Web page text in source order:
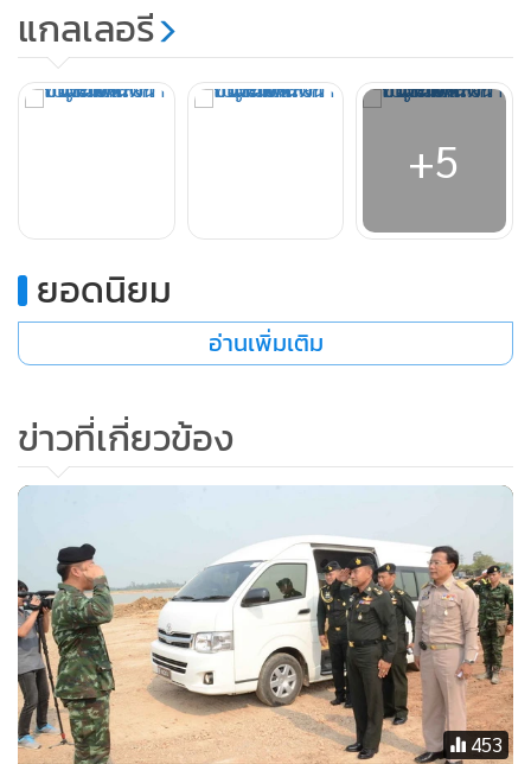
และประโยชน์ที่ได้รับจากการซ่อมแซมฝายบ้านพ่อ ครอบคลุม
14 หมู่บ้าน พื้นที่ 4,000 ไร่ ปลูกพืชหลังทำนาเสร็จ ได้แก่ ใบ
ยาสูบ ผักกาดเขียวปลี มะข้อม่วง มันอลู และข้าวโพด
เกี่ยวข้อง โดยเฉพาะหน่วยงานในสังกัดกระทรวงเกษตรและ
สหกรณ์เร่งรับช่วงสานต่อการส่งเสริมพืชที่เหมาะสมในพื้นที่ที่มี
การปรับปรุงแหล่งน้ำแล้วเพื่อสร้างรายได้ให้เกษตรกรอย่างยั่งยืน
พร้อมนำจังหวัดน่านเป็นต้นแบบในการแก้ปัญหาเรื่องแหล่งน้ำ
ด้านการเกษตร ซึ่งหากทุกจังหวัดสามารถทำได้ตามแบบจังหวัด
แน่นอน
งานโครงการ 1 อำเภอ 1 ลุ่มน้ำ 1 ธนาคาร ตามวาระจังหวัดน่าน
“สร้างเมืองน่านน่าอยู่ คู่ป่าต้นน้ำ” ปัจจุบันเกิดหมู่บ้านเป้าหมาย
ที่เข้าร่วมโครงการ 532 หมู่บ้าน ซึ่งหลังการศึกษาดูงานแล้วมีผู้นำ
ชุมชนในหลายพื้นที่แจ้งความประสงค์เข้าร่วมโครงการ และเสนอ
ความต้องการเพิ่มเติมในการสร้างฝายต้นน้ำ 651 ฝาย
แกลเลอรี
+5
ยอดนิยม
อ่านเพิ่มเติม
ข่าวที่เกี่ยวข้อง
453